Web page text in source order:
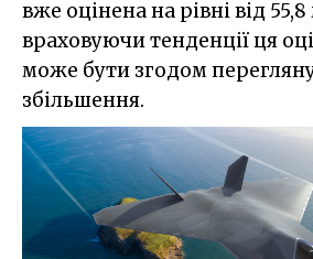
вже оцінена на рівні від
враховуючи тенденції ця
може бути згодом
збільшення.